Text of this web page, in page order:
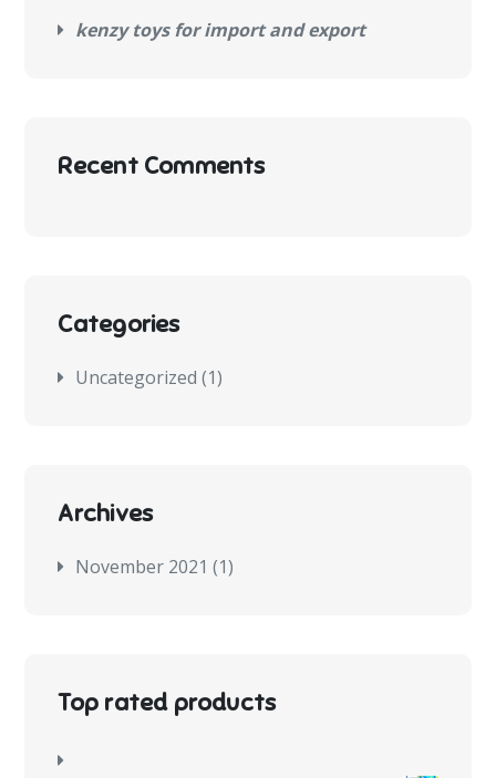
kenzy toys for import and export
Recent Comments
Categories
Uncategorized (1)
Archives
November 2021 (1)
Top rated products